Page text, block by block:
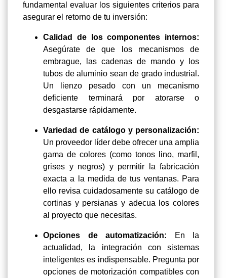
fundamental evaluar los siguientes criterios para
asegurar el retorno de tu inversión:
Calidad de los componentes internos:
Asegúrate de que los mecanismos de
embrague, las cadenas de mando y los
tubos de aluminio sean de grado industrial.
Un lienzo pesado con un mecanismo
deficiente terminará por atorarse o
desgastarse rápidamente.
Variedad de catálogo y personalización:
Un proveedor líder debe ofrecer una amplia
gama de colores (como tonos lino, marfil,
grises y negros) y permitir la fabricación
exacta a la medida de tus ventanas. Para
ello revisa cuidadosamente su catálogo de
cortinas y persianas y adecua los colores
al proyecto que necesitas.
Opciones de automatización:
En la
actualidad, la integración con sistemas
inteligentes es indispensable. Pregunta por
opciones de motorización compatibles con